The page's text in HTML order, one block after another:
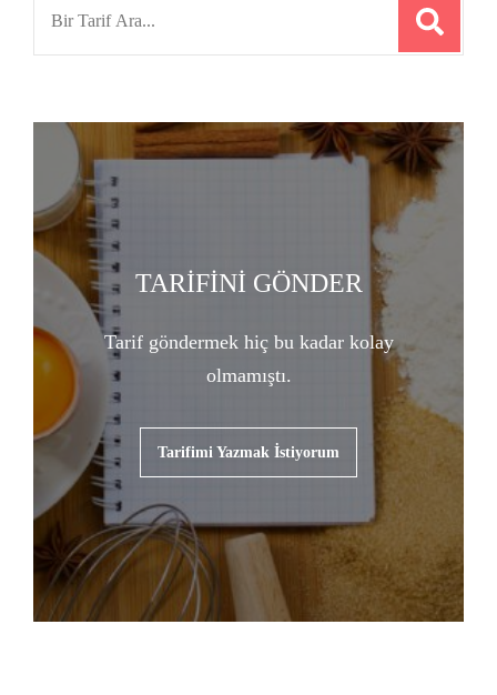
TARİFİNİ GÖNDER
Tarif göndermek hiç bu kadar kolay
olmamıştı.
Tarifimi Yazmak İstiyorum